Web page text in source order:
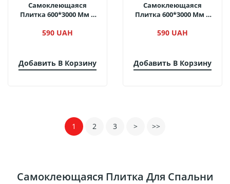
Самоклеющаяся
Плитка 600*3000 Мм В
Мрамор) YH-007
590 UAH
Добавить В Корзину
Самоклеющаяся
Плитка 600*3000 Мм В
YH-019
590 UAH
Добавить В Корзину
1 2 3 > >>
Самоклеющаяся Плитка Для Спальни